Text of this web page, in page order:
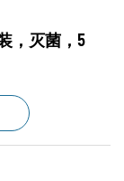
，灭菌，5